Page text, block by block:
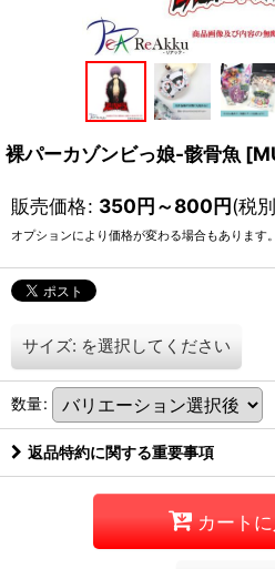
裸パーカゾンビっ娘-骸骨魚 [
販売価格: 350円～800円(税
オプションにより価格が変わる場合もあります。
サイズ: を選択してください
数量:
返品特約に関する重要事項
カート